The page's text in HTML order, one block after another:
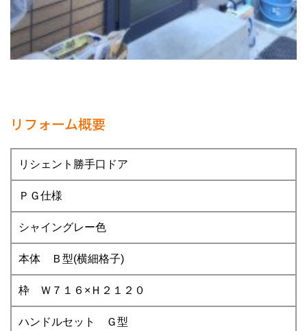
リフォーム概要
リシェント勝手口ドア
ＰＧ仕様
シャイングレー色
本体 Ｂ型(横細格子)
枠 Ｗ７１６×Ｈ２１２０
ハンドルセット Ｇ型